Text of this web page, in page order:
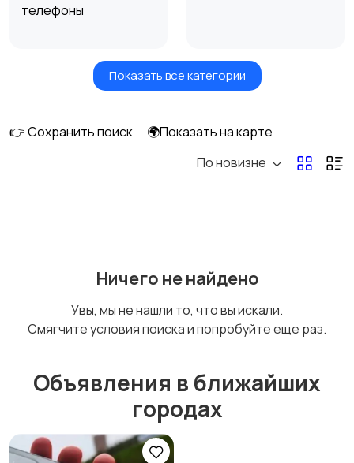
телефоны
Умные часы и
Стационарные
Запчасти
аккумуляторы
Показать все категории
👉 Сохранить поиск
🌍Показать на карте
По новизне
Ничего не найдено
Увы, мы не нашли то, что вы искали.
Смягчите условия поиска и попробуйте еще раз.
Объявления в ближайших
городах